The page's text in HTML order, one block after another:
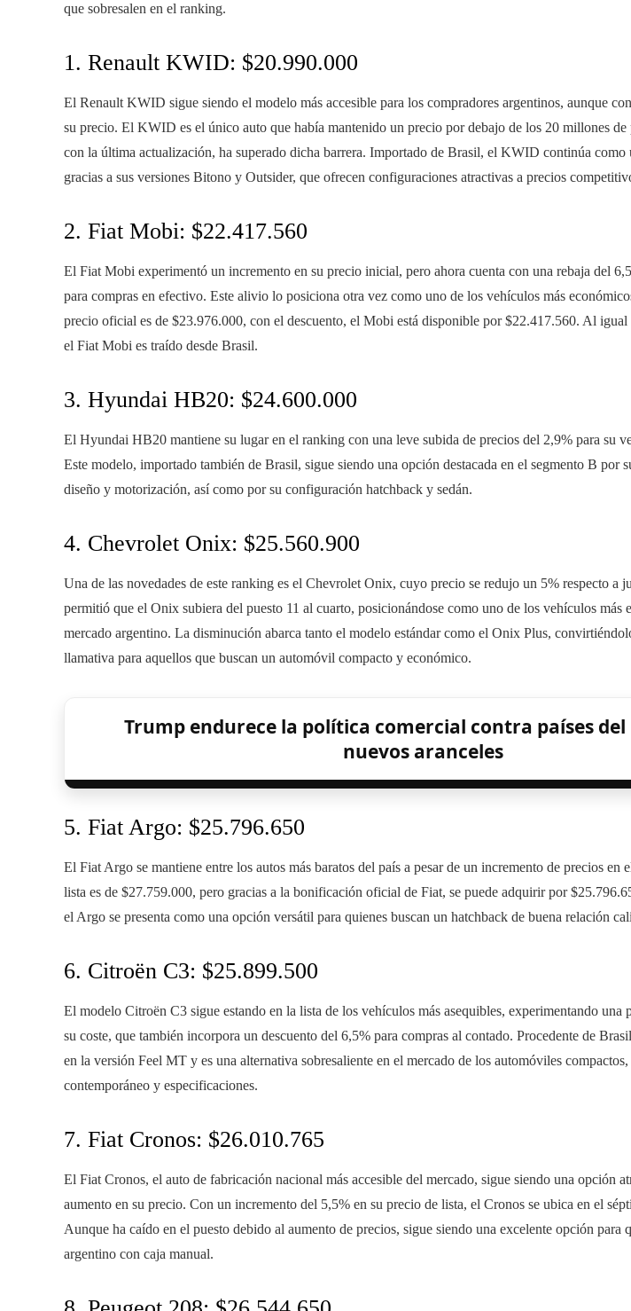
que sobresalen en el ranking.
1. Renault KWID: $20.990.000
El Renault KWID sigue siendo el modelo más accesible para los compradores argentinos, aunque
su precio. El KWID es el único auto que había mantenido un precio por debajo de los 20 millones de
con la última actualización, ha superado dicha barrera. Importado de Brasil, el KWID continúa como
gracias a sus versiones Bitono y Outsider, que ofrecen configuraciones atractivas a precios
2. Fiat Mobi: $22.417.560
El Fiat Mobi experimentó un incremento en su precio inicial, pero ahora cuenta con una rebaja del
para compras en efectivo. Este alivio lo posiciona otra vez como uno de los vehículos más
precio oficial es de $23.976.000, con el descuento, el Mobi está disponible por $22.417.560. Al
el Fiat Mobi es traído desde Brasil.
3. Hyundai HB20: $24.600.000
El Hyundai HB20 mantiene su lugar en el ranking con una leve subida de precios del 2,9% para su
Este modelo, importado también de Brasil, sigue siendo una opción destacada en el segmento B por
diseño y motorización, así como por su configuración hatchback y sedán.
4. Chevrolet Onix: $25.560.900
Una de las novedades de este ranking es el Chevrolet Onix, cuyo precio se redujo un 5% respecto a
permitió que el Onix subiera del puesto 11 al cuarto, posicionándose como uno de los vehículos más
mercado argentino. La disminución abarca tanto el modelo estándar como el Onix Plus,
llamativa para aquellos que buscan un automóvil compacto y económico.
Trump endurece la política comercial contra países del
nuevos aranceles
5. Fiat Argo: $25.796.650
El Fiat Argo se mantiene entre los autos más baratos del país a pesar de un incremento de precios en
lista es de $27.759.000, pero gracias a la bonificación oficial de Fiat, se puede adquirir por
el Argo se presenta como una opción versátil para quienes buscan un hatchback de buena relación
6. Citroën C3: $25.899.500
El modelo Citroën C3 sigue estando en la lista de los vehículos más asequibles, experimentando una
su coste, que también incorpora un descuento del 6,5% para compras al contado. Procedente de
en la versión Feel MT y es una alternativa sobresaliente en el mercado de los automóviles
contemporáneo y especificaciones.
7. Fiat Cronos: $26.010.765
El Fiat Cronos, el auto de fabricación nacional más accesible del mercado, sigue siendo una opción
aumento en su precio. Con un incremento del 5,5% en su precio de lista, el Cronos se ubica en el
Aunque ha caído en el puesto debido al aumento de precios, sigue siendo una excelente opción para
argentino con caja manual.